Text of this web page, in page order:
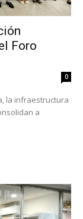
Foro
0
la infraestructura
a